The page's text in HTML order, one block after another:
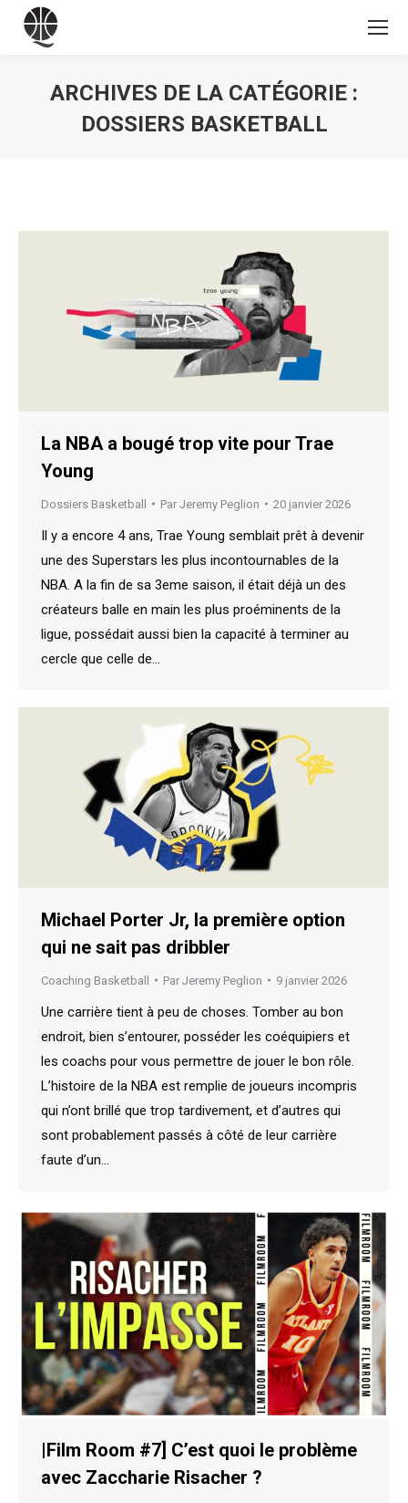
ARCHIVES DE LA CATÉGORIE :
DOSSIERS BASKETBALL
La NBA a bougé trop vite pour Trae
Young
Dossiers Basketball Par Jeremy Peglion 20 janvier 2026
Il y a encore 4 ans, Trae Young semblait prêt à devenir
une des Superstars les plus incontournables de la
NBA. A la fin de sa 3eme saison, il était déjà un des
créateurs balle en main les plus proéminents de la
ligue, possédait aussi bien la capacité à terminer au
cercle que celle de…
Michael Porter Jr, la première option
qui ne sait pas dribbler
Coaching Basketball Par Jeremy Peglion 9 janvier 2026
Une carrière tient à peu de choses. Tomber au bon
endroit, bien s’entourer, posséder les coéquipiers et
les coachs pour vous permettre de jouer le bon rôle.
L’histoire de la NBA est remplie de joueurs incompris
qui n’ont brillé que trop tardivement, et d’autres qui
sont probablement passés à côté de leur carrière
faute d’un…
|Film Room #7] C’est quoi le problème
avec Zaccharie Risacher ?